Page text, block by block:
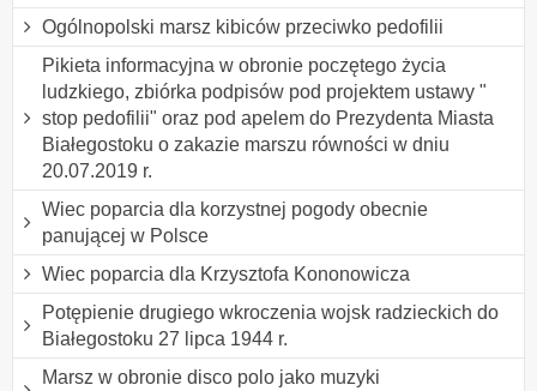
Ogólnopolski marsz kibiców przeciwko pedofilii
Pikieta informacyjna w obronie poczętego życia
ludzkiego, zbiórka podpisów pod projektem ustawy "
stop pedofilii" oraz pod apelem do Prezydenta Miasta
Białegostoku o zakazie marszu równości w dniu
20.07.2019 r.
Wiec poparcia dla korzystnej pogody obecnie
panującej w Polsce
Wiec poparcia dla Krzysztofa Kononowicza
Potępienie drugiego wkroczenia wojsk radzieckich do
Białegostoku 27 lipca 1944 r.
Marsz w obronie disco polo jako muzyki